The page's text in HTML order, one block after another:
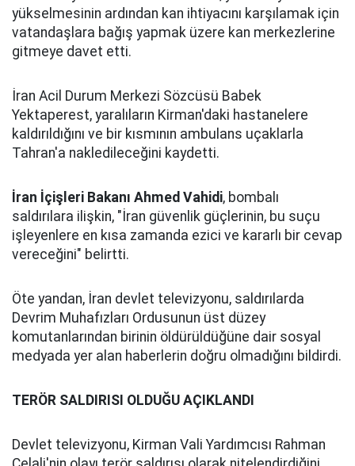
yükselmesinin ardından kan ihtiyacını karşılamak için
vatandaşlara bağış yapmak üzere kan merkezlerine
gitmeye davet etti.
İran Acil Durum Merkezi Sözcüsü Babek
Yektaperest, yaralıların Kirman'daki hastanelere
kaldırıldığını ve bir kısmının ambulans uçaklarla
Tahran'a nakledileceğini kaydetti.
İran İçişleri Bakanı Ahmed Vahidi, bombalı
saldırılara ilişkin, "İran güvenlik güçlerinin, bu suçu
işleyenlere en kısa zamanda ezici ve kararlı bir cevap
vereceğini" belirtti.
Öte yandan, İran devlet televizyonu, saldırılarda
Devrim Muhafızları Ordusunun üst düzey
komutanlarından birinin öldürüldüğüne dair sosyal
medyada yer alan haberlerin doğru olmadığını bildirdi.
TERÖR SALDIRISI OLDUĞU AÇIKLANDI
Devlet televizyonu, Kirman Vali Yardımcısı Rahman